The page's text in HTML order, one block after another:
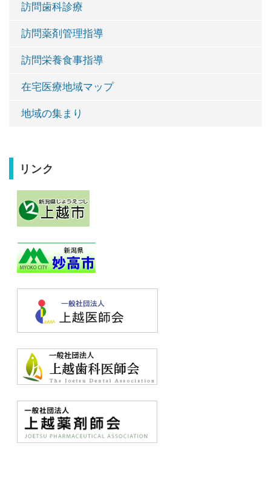
訪問歯科診療
訪問薬剤管理指導
訪問栄養食事指導
在宅医療地域マップ
地域の集まり
リンク